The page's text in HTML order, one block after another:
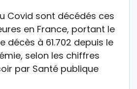
Covid sont décédés ces
en France, portant le
décès à 61.702 depuis le
selon les chiffres
par Santé publique